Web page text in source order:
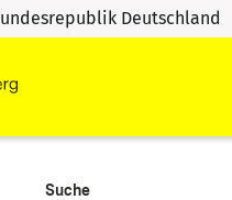
Deutschland
Suche